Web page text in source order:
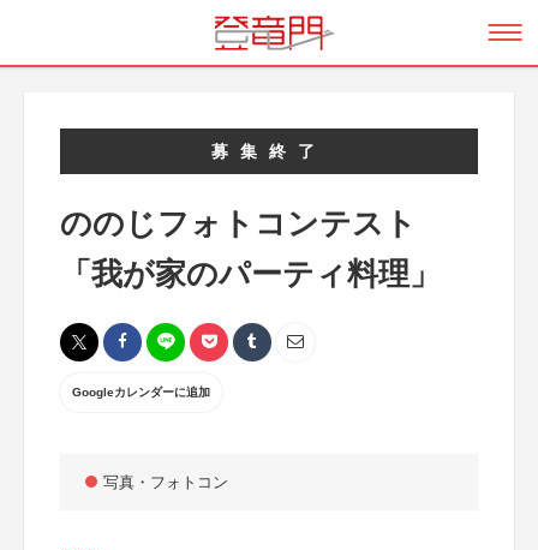
募集終了
ののじフォトコンテスト
「我が家のパーティ料理」
Googleカレンダーに追加
写真・フォトコン